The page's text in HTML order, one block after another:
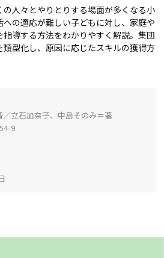
人々とやりとりする場面が多くなる小
の適応が難しい子どもに対し、家庭や
導する方法をわかりやすく解説。集団
型化し、原因に応じたスキルの獲得方
／立石加奈子、中島そのみ＝著
9